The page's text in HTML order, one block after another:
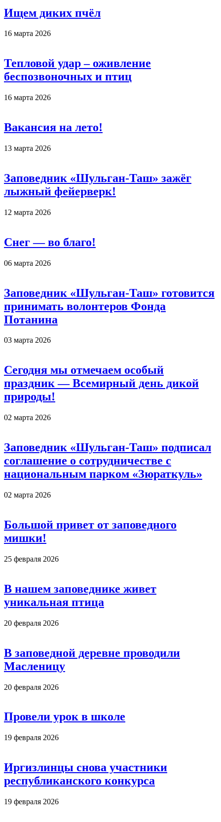
Ищем диких пчёл
16 марта 2026
Тепловой удар – оживление
беспозвоночных и птиц
16 марта 2026
Вакансия на лето!
13 марта 2026
Заповедник «Шульган-Таш» зажёг
лыжный фейерверк!
12 марта 2026
Снег — во благо!
06 марта 2026
Заповедник «Шульган-Таш» готовится
принимать волонтеров Фонда
Потанина
03 марта 2026
Сегодня мы отмечаем особый
праздник — Всемирный день дикой
природы!
02 марта 2026
Заповедник «Шульган-Таш» подписал
соглашение о сотрудничестве с
национальным парком «Зюраткуль»
02 марта 2026
Большой привет от заповедного
мишки!
25 февраля 2026
В нашем заповеднике живет
уникальная птица
20 февраля 2026
В заповедной деревне проводили
Масленицу
20 февраля 2026
Провели урок в школе
19 февраля 2026
Иргизлинцы снова участники
республиканского конкурса
19 февраля 2026